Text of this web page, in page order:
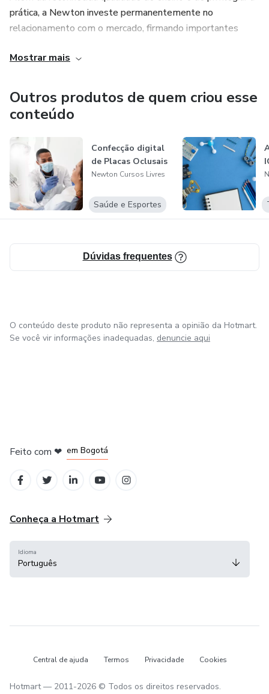
prática, a Newton investe permanentemente no
relacionamento com o mercado, firmando importantes
perspectivas e oportunidades profissionais.
Mostrar mais
Outros produtos de quem criou esse
conteúdo
Confecção digital
de Placas Oclusais
Newton Cursos Livres
Saúde e Esportes
Dúvidas frequentes
O conteúdo deste produto não representa a opinião da Hotmart.
Se você vir informações inadequadas, denuncie aqui
Feito com ❤ em Bogotá
Conheça a Hotmart
Idioma
Português
Central de ajuda Termos Privacidade Cookies
Hotmart — 2011-2026 © Todos os direitos reservados.